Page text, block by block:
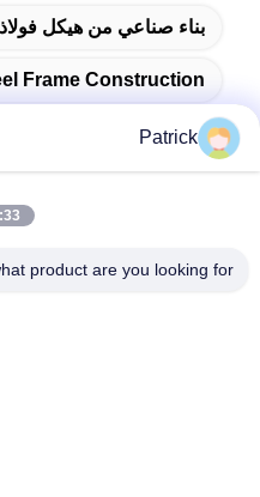
بناء صناعي من هيكل
Frame Construction
العنوان
Patrick
AM
product are you looking for?